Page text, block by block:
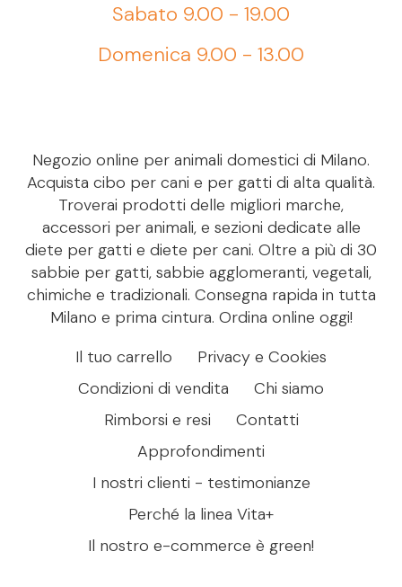
Sabato 9.00 - 19.00
Domenica 9.00 - 13.00
Negozio online per animali domestici di Milano.
Acquista cibo per cani e per gatti di alta qualità.
Troverai prodotti delle migliori marche,
accessori per animali, e sezioni dedicate alle
diete per gatti e diete per cani. Oltre a più di 30
sabbie per gatti, sabbie agglomeranti, vegetali,
chimiche e tradizionali. Consegna rapida in tutta
Milano e prima cintura. Ordina online oggi!
Il tuo carrello
Privacy e Cookies
Condizioni di vendita
Chi siamo
Rimborsi e resi
Contatti
Approfondimenti
I nostri clienti - testimonianze
Perché la linea Vita+
Il nostro e-commerce è green!